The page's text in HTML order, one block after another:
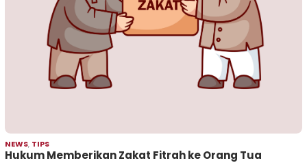
NEWS, TIPS
Hukum Memberikan Zakat Fitrah ke Orang Tua